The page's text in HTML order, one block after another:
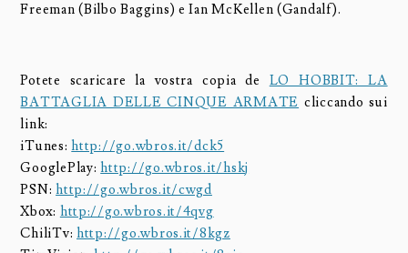
Freeman (Bilbo Baggins) e Ian McKellen (Gandalf).
Potete scaricare la vostra copia de LO HOBBIT: LA
BATTAGLIA DELLE CINQUE ARMATE cliccando sui
link:
iTunes:http://go.wbros.it/dck5
GooglePlay:http://go.wbros.it/hskj
PSN:http://go.wbros.it/cwgd
Xbox: http://go.wbros.it/4qvg
ChiliTv:http://go.wbros.it/8kgz